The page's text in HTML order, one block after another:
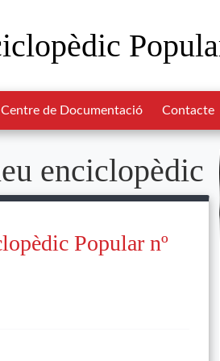
Centre de Documentació Contacte
enciclopèdic
Popular nº